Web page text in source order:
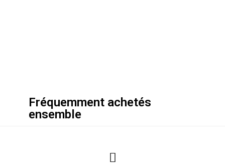
Fréquemment achetés
ensemble